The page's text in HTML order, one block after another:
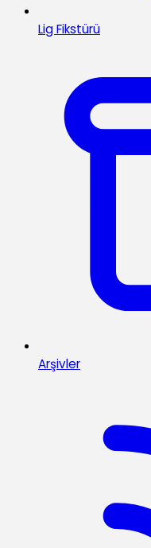
Lig Fikstürü
Arşivler